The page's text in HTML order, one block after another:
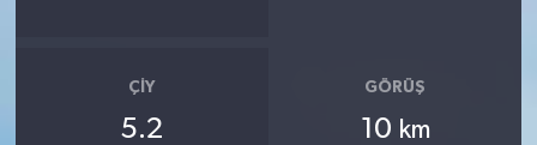
ÇIY
5.2
GÖRÜŞ
10 km